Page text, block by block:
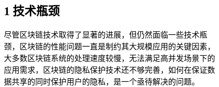
1 技术瓶颈
尽管区块链技术取得了显著的进展，但仍然面临一些技术瓶
颈，区块链的性能问题一直是制约其大规模应用的关键因素，
大多数区块链系统的处理速度较慢，无法满足高并发场景下的
应用需求，区块链的隐私保护技术还不够完善，如何在保证数
据共享的同时保护用户的隐私，是一个亟待解决的问题。